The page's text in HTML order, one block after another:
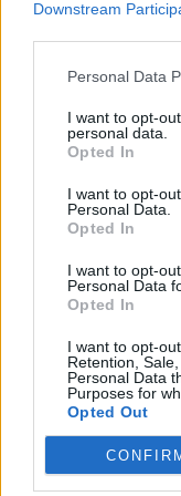
Downstream
Personal Data
I want to opt-
personal data.
Opted In
I want to opt-
Personal Data.
Opted In
I want to opt-
Personal Data
Opted In
I want to opt-
Retention,
Personal Data
Purposes for
Opted Out